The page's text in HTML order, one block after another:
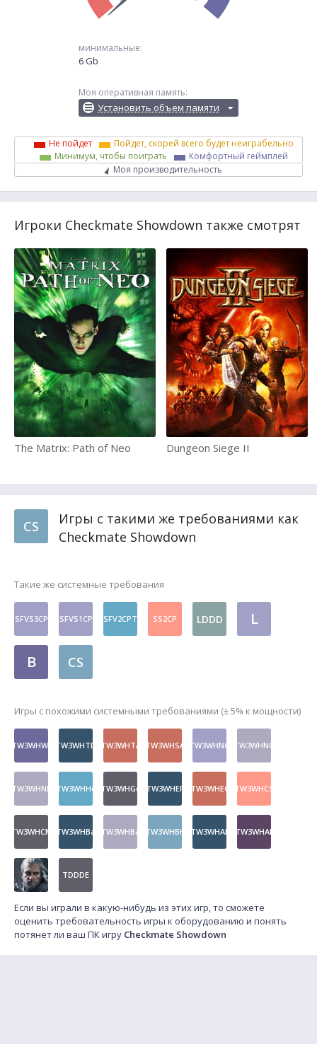
минимальные:
6 Gb
Моя оперативная память:
Установить объем памяти
Не пойдет
Пойдет, скорей всего будет неиграбельно
Минимум, чтобы поиграть
Комфортный геймплей
Моя производительность
Игроки Checkmate Showdown также смотрят
The Matrix: Path of Neo Dungeon Siege II
CS
Игры с такими же требованиями как
Checkmate Showdown
Такие же системные требования
SFVS3CP SFVS1CP SFV2CPT SS2CP LDDD L
B CS
Игры с похожими системными требованиями (± 5% к мощности)
TW3WHWt TW3WHTD TW3WHTA TW3WHSA TW3WHNQ TW3WHNQ
TW3WHNF TW3WHHo TW3WHGo TW3WHEP TW3WHEC TW3WHCS
TW3WHCM TW3WHBa TW3WHBa TW3WHBH TW3WHAL TW3WHAL
TDDDE
Если вы играли в какую-нибудь из этих игр, то сможете
оценить требовательность игры к оборудованию и понять
потянет ли ваш ПК игру Checkmate Showdown